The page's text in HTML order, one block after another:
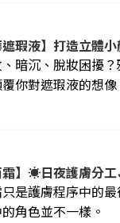
遮瑕液】打造立體
暗沉、脫妝困擾
你對遮瑕液的想像
霜】☀️日夜護膚分工
是護膚程序中的
角色並不一樣。